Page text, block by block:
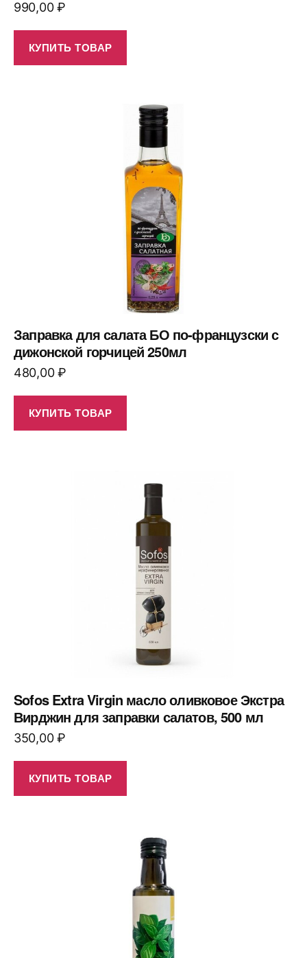
990,00₽
КУПИТЬ ТОВАР
Заправка для салата БО по-французски с
дижонской горчицей 250мл
480,00₽
КУПИТЬ ТОВАР
Sofos Extra Virgin масло оливковое Экстра
Вирджин для заправки салатов, 500 мл
350,00₽
КУПИТЬ ТОВАР